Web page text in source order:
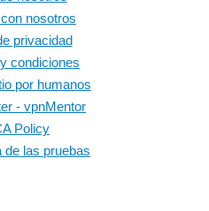
nosotros
privacidad
condiciones
por humanos
- vpnMentor
Policy
de las pruebas